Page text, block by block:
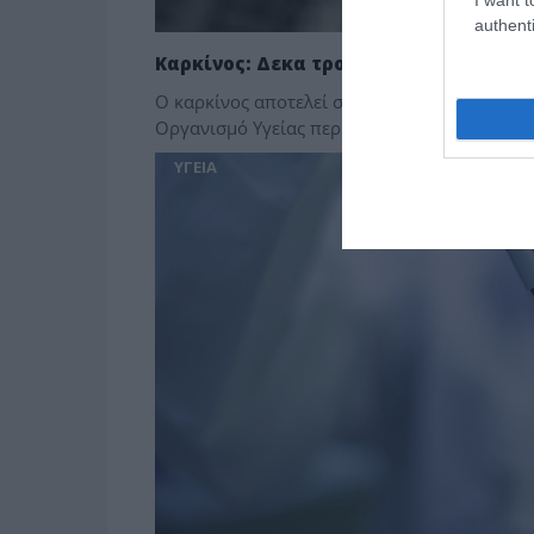
Καρκίνος: Δεκα τροποι για να
Ο καρκίνος αποτελεί συχνή αιτία θανάτου
Οργανισμό Υγείας περίπου 1 στις 3
ΥΓΕΙΑ